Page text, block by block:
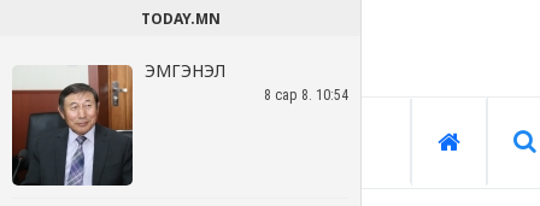
TODAY.MN
ЭМГЭНЭЛ
8 сар 8. 10:54